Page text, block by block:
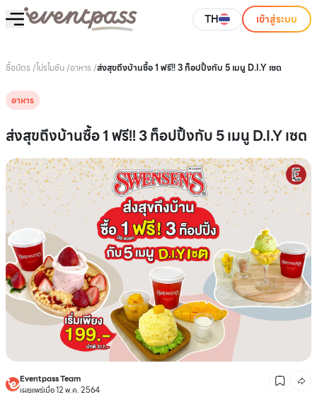
TH เข้าสู่ระบบ
ซื้อบัตร /โปรโมชัน/อาหาร /ส่งสุขถึงบ้านซื้อ 1 ฟรี!! 3 ท็อปปิ้งกับ 5 เมนู D.I.Y เซต
อาหาร
ส่งสุขถึงบ้านซื้อ 1 ฟรี!! 3 ท็อปปิ้งกับ 5 เมนู D.I.Y เซต
Eventpass Team
เผยแพร่เมื่อ 12 พ.ค. 2564